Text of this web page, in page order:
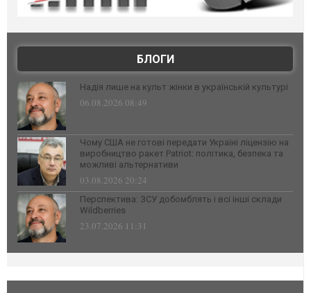
БЛОГИ
Надія лише на культ жінки в українській культурі
06.08.2026 08:49
Чому США не готові передати Україні ліцензію на
виробництво ракет Patriot: політика, безпека та
можливі альтернативи
03.08.2026 20:24
Перспектива: ЗСУ добомблять і всі інші склади
Wildberries
23.07.2026 11:31